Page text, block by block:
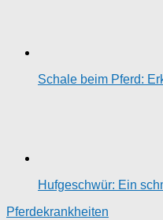
Schale beim Pferd:
Hufgeschwür: Ein
Pferdekrankheiten